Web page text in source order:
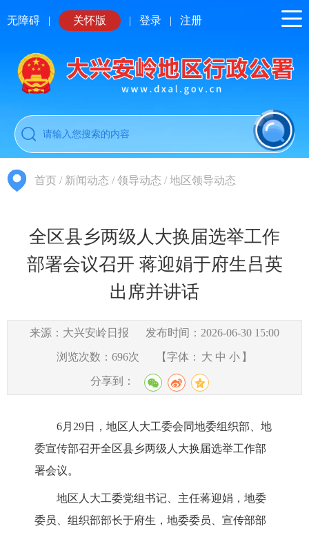
无障碍 | 关怀版 | 登录 | 注册
首页 / 新闻动态 /领导动态 /地区领导动态
全区县乡两级人大换届选举工作
部署会议召开 蒋迎娟于府生吕英
出席并讲话
来源：大兴安岭日报 发布时间：2026-06-30 15:00
浏览次数： 696次 【字体： 大 中 小 】
分享到：
6月29日，地区人大工委会同地委组织部、地
委宣传部召开全区县乡两级人大换届选举工作部
署会议。
地区人大工委党组书记、主任蒋迎娟，地委
委员、组织部部长于府生，地委委员、宣传部部